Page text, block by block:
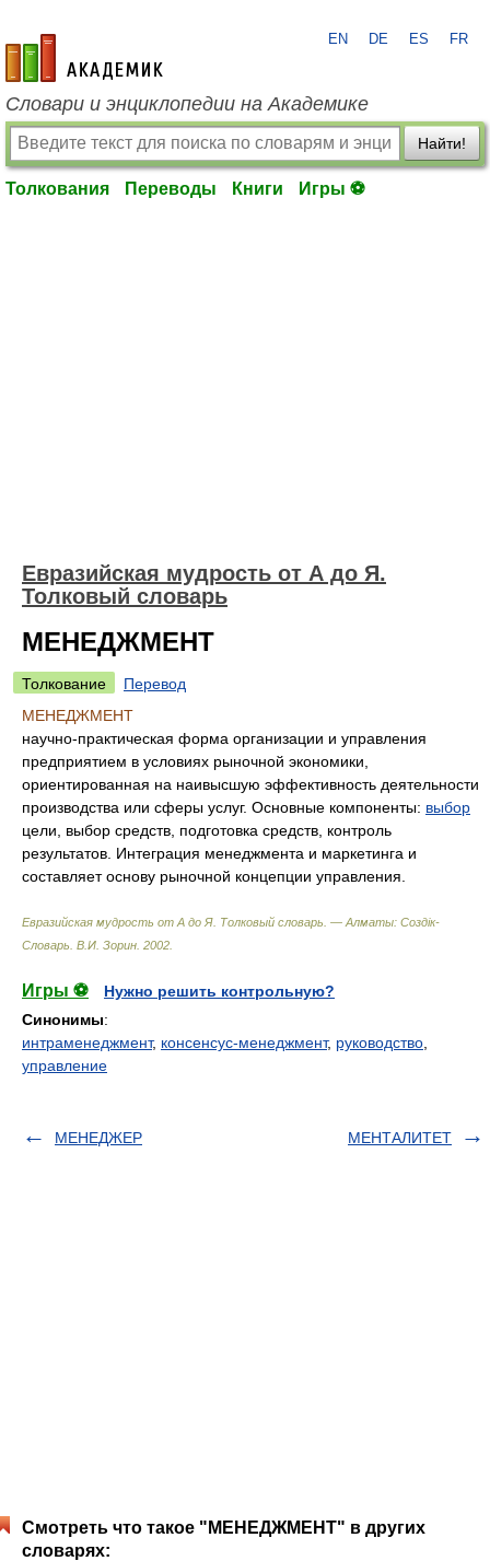
academic.ru
EN DE ES FR
Словари и энциклопедии на Академике
Найти!
Толкования Переводы Книги Игры ⚽
Евразийская мудрость от А до Я.
Толковый словарь
МЕНЕДЖМЕНТ
Толкование
Перевод
МЕНЕДЖМЕНТ
научно-практическая форма организации и управления
предприятием в условиях рыночной экономики,
ориентированная на наивысшую эффективность деятельности
производства или сферы услуг. Основные компоненты: выбор
цели, выбор средств, подготовка средств, контроль
результатов. Интеграция менеджмента и маркетинга и
составляет основу рыночной концепции управления.
Евразийская мудрость от А до Я. Толковый словарь. — Алматы: Создiк-
Словарь В.И. Зорин 2002
Игры ⚽
Нужно решить контрольную?
Синонимы:
интраменеджмент, консенсус-менеджмент, руководство
управление
МЕНЕДЖЕР МЕНТАЛИТЕТ
Смотреть что такое "МЕНЕДЖМЕНТ" в других
словарях: